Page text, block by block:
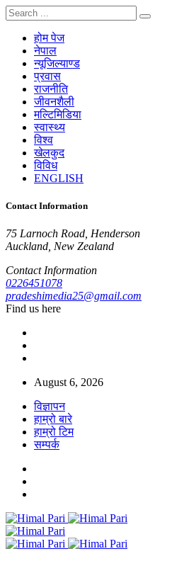
होम पेज
नेपाल
न्यूजिल्याण्ड
प्रवास
राजनीति
जीवनशैली
मल्टिमिडिया
स्वास्थ्य
विश्व
खेलकुद
विविध
ENGLISH
Contact Information
75 Larnoch Road, Henderson
Auckland, New Zealand
Contact Information
0226451078
pradeshimedia25@gmail.com
Find us here
August 6, 2026
विज्ञापन
हाम्रो बारे
हाम्रो टिम
सम्पर्क